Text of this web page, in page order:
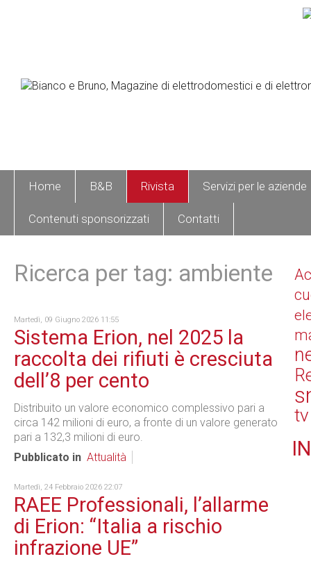
Home B&B Rivista Servizi per le aziende
Contenuti sponsorizzati Contatti
Ricerca per tag: ambiente
Martedì, 09 Giugno 2026 11:55
Sistema Erion, nel 2025 la
raccolta dei rifiuti è cresciuta
dell’8 per cento
Distribuito un valore economico complessivo pari a
circa 142 milioni di euro, a fronte di un valore generato
pari a 132,3 milioni di euro.
Pubblicato in Attualità
Martedì, 24 Febbraio 2026 22:07
RAEE Professionali, l’allarme
di Erion: “Italia a rischio
infrazione UE”
tv
IN